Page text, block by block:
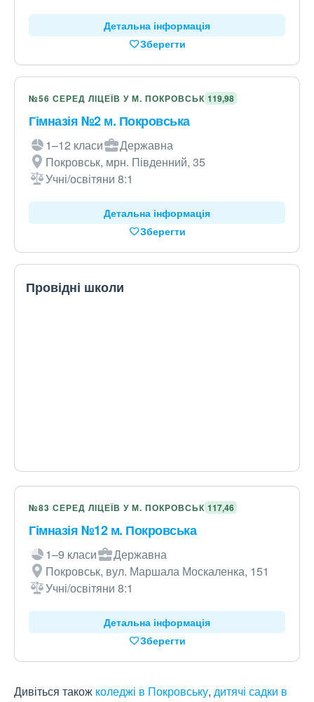
Детальна інформація
Зберегти
№56 СЕРЕД ЛІЦЕЇВ У М. ПОКРОВСЬК 119,98
Гімназія №2 м. Покровська
1–12 класи
Державна
Покровськ, мрн. Південний, 35
Учні/освітяни 8:1
Детальна інформація
Зберегти
Провідні школи
№83 СЕРЕД ЛІЦЕЇВ У М. ПОКРОВСЬК 117,46
Гімназія №12 м. Покровська
1–9 класи
Державна
Покровськ, вул. Маршала Москаленка, 151
Учні/освітяни 8:1
Детальна інформація
Зберегти
Дивіться також коледжі в Покровську, дитячі садки в